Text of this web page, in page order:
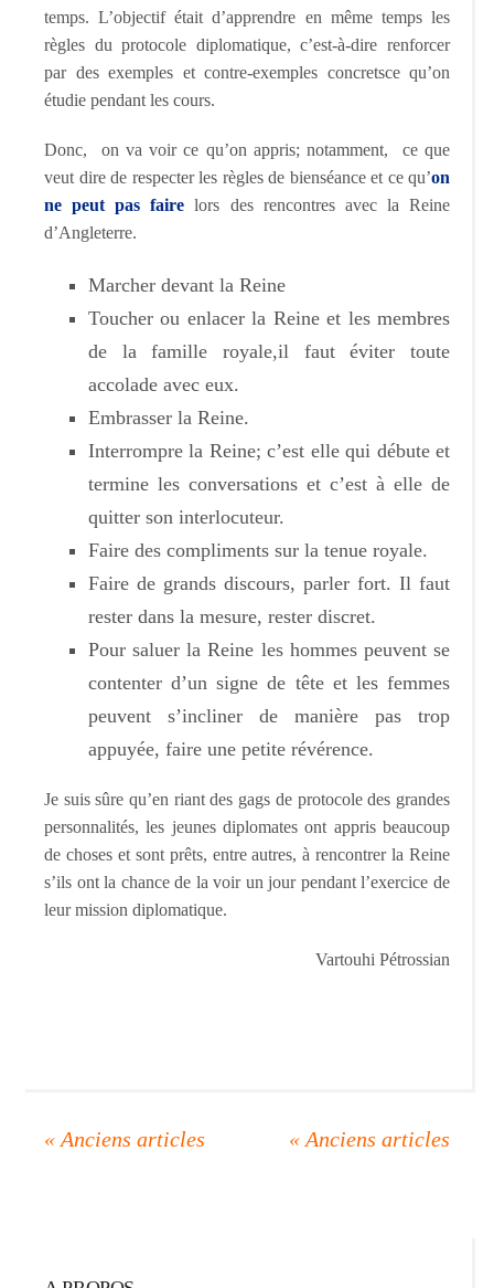
temps. L’objectif était d’apprendre en même temps les
règles du protocole diplomatique, c’est-à-dire renforcer
par des exemples et contre-exemples concretsce qu’on
étudie pendant les cours.
Donc, on va voir ce qu’on appris; notamment, ce que
veut dire de respecter les règles de bienséance et ce qu’on
ne peut pas fairelors des rencontres avec la Reine
d’Angleterre.
Marcher devant la Reine
Toucher ou enlacer la Reine et les membres
de la famille royale,il faut éviter toute
accolade avec eux.
Embrasser la Reine.
Interrompre la Reine; c’est elle qui débute et
termine les conversations et c’est à elle de
quitter son interlocuteur.
Faire des compliments sur la tenue royale.
Faire de grands discours, parler fort. Il faut
rester dans la mesure, rester discret.
Pour saluer la Reine les hommes peuvent se
contenter d’un signe de tête et les femmes
peuvent s’incliner de manière pas trop
appuyée, faire une petite révérence.
Je suis sûre qu’en riant des gags de protocole des grandes
personnalités, les jeunes diplomates ont appris beaucoup
de choses et sont prêts, entre autres, à rencontrer la Reine
s’ils ont la chance de la voir un jour pendant l’exercice de
leur mission diplomatique.
Vartouhi Pétrossian